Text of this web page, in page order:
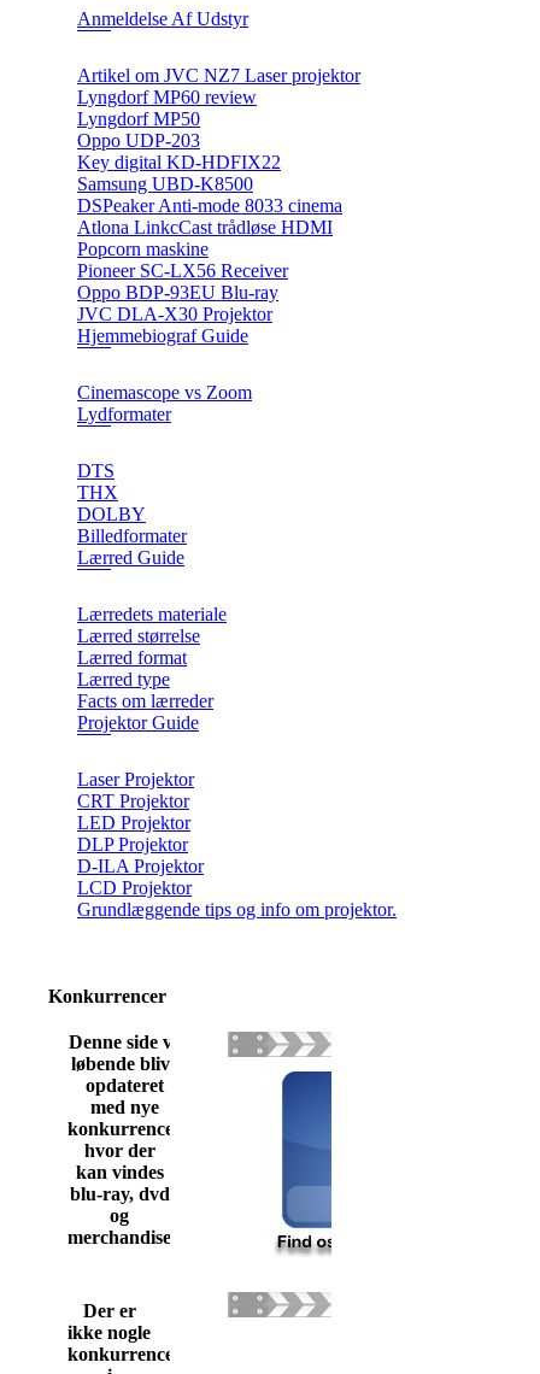
Anmeldelse Af Udstyr
Artikel om JVC NZ7 Laser projektor
Lyngdorf MP60 review
Lyngdorf MP50
Oppo UDP-203
Key digital KD-HDFIX22
Samsung UBD-K8500
DSPeaker Anti-mode 8033 cinema
Atlona LinkcCast trådløse HDMI
Popcorn maskine
Pioneer SC-LX56 Receiver
Oppo BDP-93EU Blu-ray
JVC DLA-X30 Projektor
Hjemmebiograf Guide
Cinemascope vs Zoom
Lydformater
DTS
THX
DOLBY
Billedformater
Lærred Guide
Lærredets materiale
Lærred størrelse
Lærred format
Lærred type
Facts om lærreder
Projektor Guide
Laser Projektor
CRT Projektor
LED Projektor
DLP Projektor
D-ILA Projektor
LCD Projektor
Grundlæggende tips og info om projektor.
Konkurrencer
Denne side vil
løbende blive
opdateret
med nye
konkurrencer
hvor der
kan vindes
blu-ray, dvd
og
merchandise
Der er
ikke nogle
konkurrencer